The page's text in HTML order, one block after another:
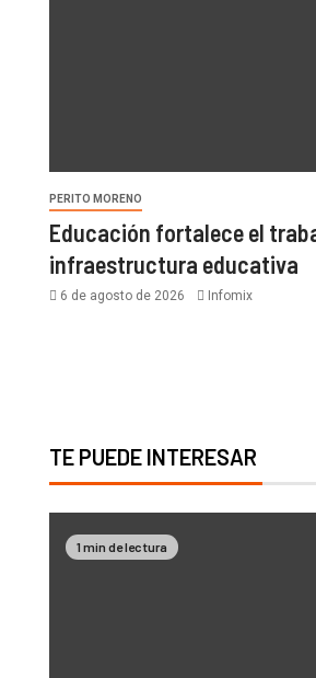
PERITO MORENO
Educación fortalece el
infraestructura educativa
6 de agosto de 2026 Infomix
TE PUEDE INTERESAR
1 min de lectura